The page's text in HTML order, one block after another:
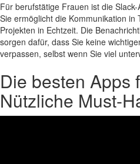
Für berufstätige Frauen ist die
Sie ermöglicht die Kommunikation in
Projekten in Echtzeit. Die
sorgen dafür, dass Sie keine
verpassen, selbst wenn Sie viel
Die besten Apps
Nützliche Must-